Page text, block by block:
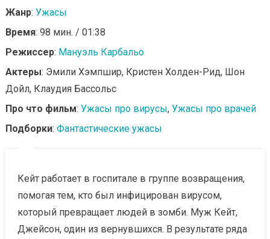
Жанр: Ужасы
Время: 98 мин. / 01:38
Режиссер: Мануэль Карбальо
Актеры: Эмили Хэмпшир, Кристен Холден-Рид, Шон
Дойл, Клаудия Бассольс
Про что фильм: Ужасы про вирусы, Ужасы про врачей
Подборки: Фантастические ужасы
Кейт работает в госпитале в группе возвращения,
помогая тем, кто был инфицирован вирусом,
который превращает людей в зомби. Муж Кейт,
Джейсон, один из вернувшихся. В результате ряда